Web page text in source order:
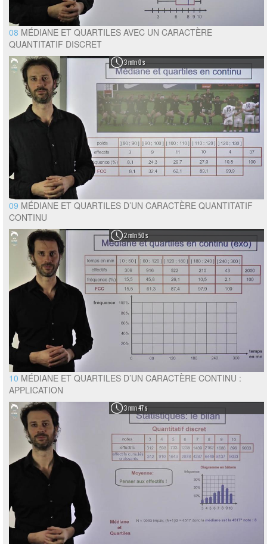
08 MÉDIANE ET QUARTILES AVEC UN CARACTÈRE
QUANTITATIF DISCRET
3 min 0 s
09 MÉDIANE ET QUARTILES D’UN CARACTÈRE QUANTITATIF
CONTINU
2 min 50 s
10 MÉDIANE ET QUARTILES D’UN CARACTÈRE CONTINU :
APPLICATION
3 min 47 s